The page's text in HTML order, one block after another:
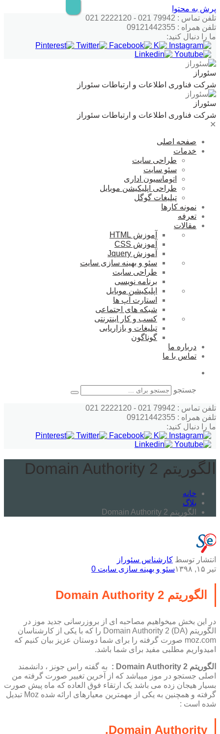
پرش به محتوا
تلفن تماس : 79942 021 - 2222120 021
تلفن همراه : 09121442355
ما را دنبال کنید:
سئوراز
شرکت فناوری اطلاعات و ارتباطات سئوراز
سئوراز
شرکت فناوری اطلاعات و ارتباطات سئوراز
✕
صفحه اصلی
خدمات
طراحی سایت
سئو سایت
اتوماسیون اداری
طراحی اپلیکیشن موبایل
تبلیغات گوگل
نمونه کارها
تعرفه
مقالات
آموزش HTML
آموزش CSS
آموزش Jquery
سئو و بهینه سازی سایت
طراحی سایت
برنامه نویسی
اپلیکیشن موبایل
استارت آپ ها
شبکه های اجتماعی
کسب و کار اینترنتی
تبلیغات و بازاریابی
گوناگون
درباره ما
تماس با ما
جستجو
تلفن تماس : 79942 021 - 2222120 021
تلفن همراه : 09121442355
ما را دنبال کنید:
الگوریتم Domain Authority 2
خانه
بلاگ
الگوریتم Domain Authority 2
انتشار توسط کارشناس سئوراز
تیر ۱۵, ۱۳۹۸
سئو و بهینه سازی سایت
الگوریتم Domain Authority 2
در این بخش میخواهیم مصاحبه ای از بروزرسانی جدید موز در
الگوریتم (Domain Authority 2 (DA را که با یکی از کارشناسان
moz.com صورت گرفته را برای شما دوستان عزیز بیان کنیم که
امیدواریم مطلبی مفید برای شما باشد.
الگوریتم Domain Authority 2 :
به گفته راس جونز ، دانشمند
اصلی جستجو در موز میباشد که از آخرین تغییر صورت گرفته من
بسیار هیجان زده می باشد یک ارتقاء فوق العاده که ماه پیش صورت
گرفته و همچنین به یکی از مهمترین معیارهای ارائه شده Moz تبدیل
شده است :
Domain Authority.